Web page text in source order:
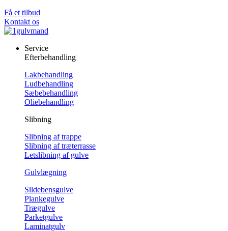
Få et tilbud
Kontakt os
Service
Efterbehandling
Lakbehandling
Ludbehandling
Sæbebehandling
Oliebehandling
Slibning
Slibning af trappe
Slibning af træterrasse
Letslibning af gulve
Gulvlægning
Sildebensgulve
Plankegulve
Trægulve
Parketgulve
Laminatgulv